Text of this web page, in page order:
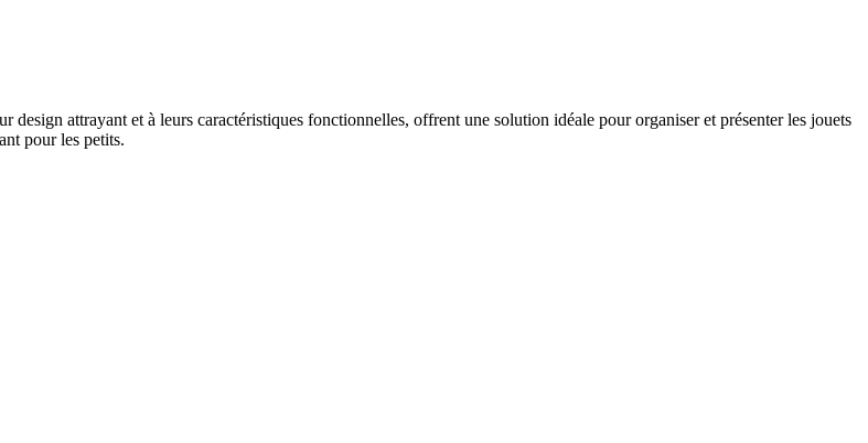
design attrayant et à leurs caractéristiques fonctionnelles, offrent une solution idéale pour organiser et présenter les jouets
pour les petits.